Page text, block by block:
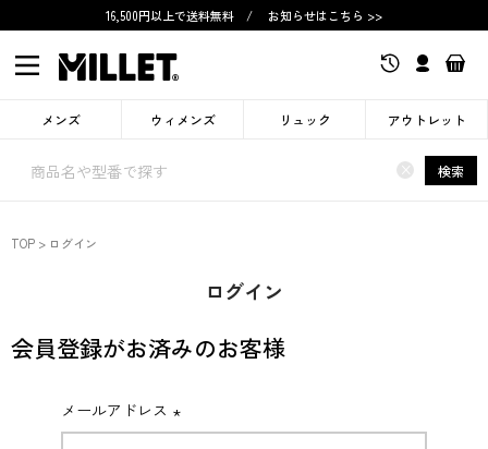
16,500円以上で送料無料 / お知らせはこちら >>
メンズ ウィメンズ リュック アウトレット
× 検索
TOP ログイン
ログイン
会員登録がお済みのお客様
メールアドレス
(必